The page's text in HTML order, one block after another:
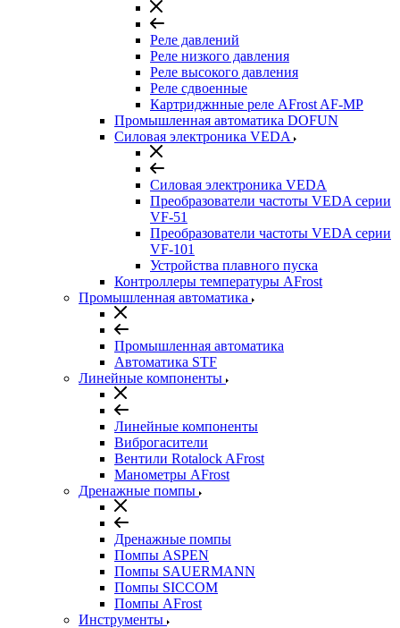
Реле давлений
Реле низкого давления
Реле высокого давления
Реле сдвоенные
Картриджнные реле AFrost AF-MP
Промышленная автоматика DOFUN
Силовая электроника VEDA
Силовая электроника VEDA
Преобразователи частоты VEDA серии
VF-51
Преобразователи частоты VEDA серии
VF-101
Устройства плавного пуска
Контроллеры температуры AFrost
Промышленная автоматика
Промышленная автоматика
Автоматика STF
Линейные компоненты
Линейные компоненты
Виброгасители
Вентили Rotalock AFrost
Манометры AFrost
Дренажные помпы
Дренажные помпы
Помпы ASPEN
Помпы SAUERMANN
Помпы SICCOM
Помпы AFrost
Инструменты